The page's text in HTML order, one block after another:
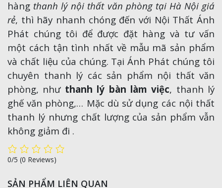
hàng thanh lý nội thất văn phòng tại Hà Nội giá
rẻ, thì hãy nhanh chóng đến với Nội Thất Ánh
Phát chúng tôi để được đặt hàng và tư vấn
một cách tận tình nhất về mẫu mã sản phẩm
và chất liệu của chúng. Tại Ánh Phát chúng tôi
chuyên thanh lý các sản phẩm nội thất văn
phòng, như thanh lý bàn làm việc, thanh lý
ghế văn phòng,… Mặc dù sử dụng các nội thất
thanh lý nhưng chất lượng của sản phẩm vẫn
không giảm đi .
0/5 (0 Reviews)
SẢN PHẨM LIÊN QUAN